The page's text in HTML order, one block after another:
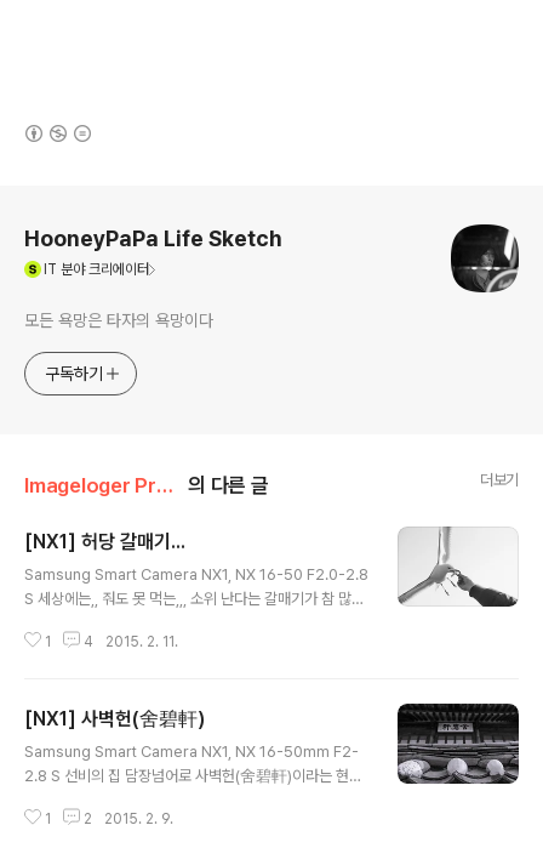
HooneyPaPa Life Sketch
IT 분야 크리에이터
모든 욕망은 타자의 욕망이다
구독하기
Imageloger Promotion/NX1 의 다른 글 더보기
[NX1] 허당 갈매기...
Samsung Smart Camera NX1, NX 16-50 F2.0-2.8
S 세상에는,, 줘도 못 먹는,,, 소위 난다는 갈매기가 참 많습
1 4 2015. 2. 11.
[NX1] 사벽헌(舍碧軒)
Samsung Smart Camera NX1, NX 16-50mm F2-
2.8 S 선비의 집 담장넘어로 사벽헌(舍碧軒)이라는 현판
1 2 2015. 2. 9.